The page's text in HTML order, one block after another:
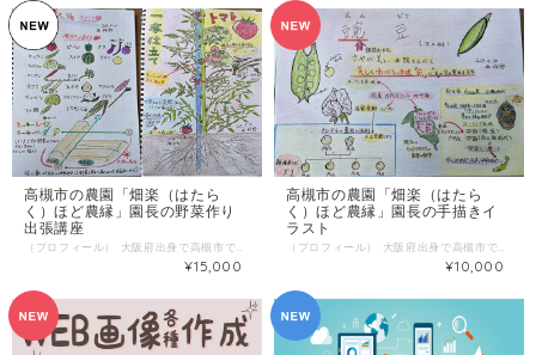
高槻市の農園「畑楽（はたら
く）ほど農縁」園長の野菜作り
出張講座
（プロフィール） 大阪府出身で高槻市で有機無農薬の農園「畑楽（はたらく）ほど農縁」の園長をしている【Masa】です。 ご縁をいただき、体験農園のアドバイザーを5年させていただいてます。 元々わたしは、畑の「は」の字も知らないド素人でした。 「無農薬」 「有機栽培」という昔ながらの栽培方法です。 無農薬有機栽培農家に1年修行したり、 ホームセンターの園芸コーナーでも勉強がてら働いたりしました。 楽しい畑の話をしながら、野菜作り講座を出張でお伝えできれば嬉しいです。 ▼「畑楽（はたらく）ほど農縁」Instagramはこちら https://www.instagram.com/hodonouen/ ■わたしの複業 ・経験 農園管理6年 ホームセンター園芸1年 無農薬有機栽培農家1年 農園管理人5年 ・特技 野菜栽培イラスト作成 シルクスクリーンプリント ・趣味 野菜栽培、手描きイラスト、読書、釣り ■お役に立てること あなたの畑へ出張して野菜作り講座を実施します。 野菜作りの他にも、麦茶の作り方、梅シロップの作り方など、 ご希望にあわせた講座開催ができます。 ■時間内に提供できること 出張やさいづくり講座＆野菜栽培相談 ■こんな人におすすめ ・これから野菜作りをしてみたい ・野菜づくりのイベント講師として出張講座を開いてほしい ・色々な野菜栽培をしてみたい ・無農薬有機栽培のコツが知りたい ・おしゃべり好き ■進め方について ①出張講座内容のご相談打ち合わせ（1時間ほど） ・こんなものを作りたい！という見本があれば是非教えてください。 ・必要であれば、ZOOMなどでのヒアリングもOKです！ ・開催時期、定員、場所 ・実施内容 ・準備物などの確認 ■調整可能な曜日・時間帯 平日３つほど ＊ 当日のお申し込みはご遠慮ください。 7日前以上の余裕を持った日時で、ご希望日時を３つほどお知らせください。 （送信欄）＝＝＝＝＝＝＝＝＝＝＝＝ 第一希望：●月●日●曜日 ●時●分～●時●分 第二希望：●月●日●曜日 ●時●分～●時●分 第三希望：●月●日●曜日 ●時●分～●時●分 ＝＝＝＝＝＝＝＝＝＝＝＝＝＝＝＝＝ ・喫茶店などでお会いできればと思います。 ご都合のよい場所があればご指定いただいても構いません。 なければこちらで指定させていただきます。 （お茶代等は、ご自身の分のみご負担ください。） ■オンライン対応について ZOOM、 Facebookメッセンジャーにて対応可能です。 ■単発販売の場合 販売金額:15,000円/1回の講座2~3時間ほど、交通費別途ご負担ください。 ■サービス提供エリア 詳細 全国どこからでもご依頼お待ちしております！
¥15,000
高槻市の農園「畑楽（はたら
く）ほど農縁」園長の手描きイ
ラスト
¥10,000